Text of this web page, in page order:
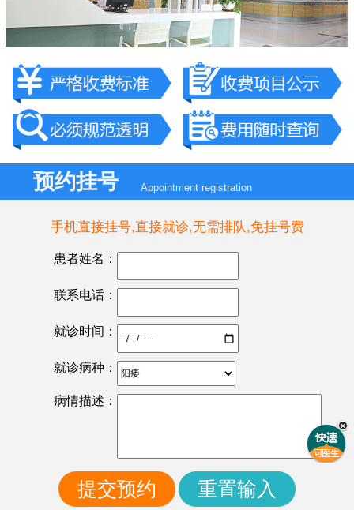
预约挂号 Appointment registration
手机直接挂号,直接就诊,无需排队,免挂号费
患者姓名：
联系电话：
就诊时间：
就诊病种：
病情描述：